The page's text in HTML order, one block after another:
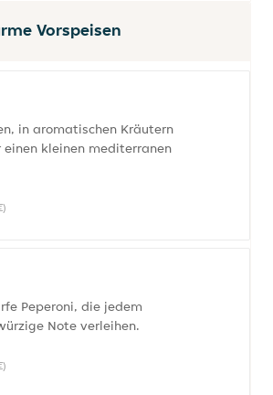
Vorspeisen
in aromatischen Kräutern
kleinen mediterranen
Peperoni, die jedem
Note verleihen.